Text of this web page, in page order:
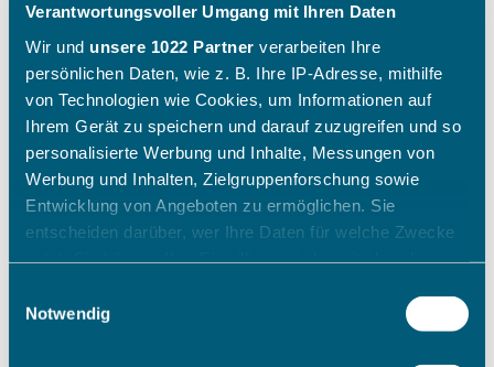
Verantwortungsvoller Umgang mit Ihren Daten
Wir und unsere 1022 Partner verarbeiten Ihre
persönlichen Daten, wie z. B. Ihre IP-Adresse, mithilfe
von Technologien wie Cookies, um Informationen auf
Ihrem Gerät zu speichern und darauf zuzugreifen und so
personalisierte Werbung und Inhalte, Messungen von
Werbung und Inhalten, Zielgruppenforschung sowie
Entwicklung von Angeboten zu ermöglichen. Sie
entscheiden darüber, wer Ihre Daten für welche Zwecke
Trigger Symbol ändern oder widerrufen
Notwendig